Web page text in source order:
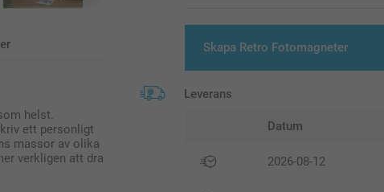
helst.
ett personligt
massor av olika
verkligen att dra
Skapa Retro Fotomagneter
Leverans
Datum
2026-08-12